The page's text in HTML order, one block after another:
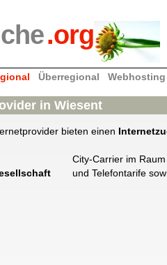
.org
Überregional Webhosting
in Wiesent
bieten einen
City-Carrier im
und Telefontarife